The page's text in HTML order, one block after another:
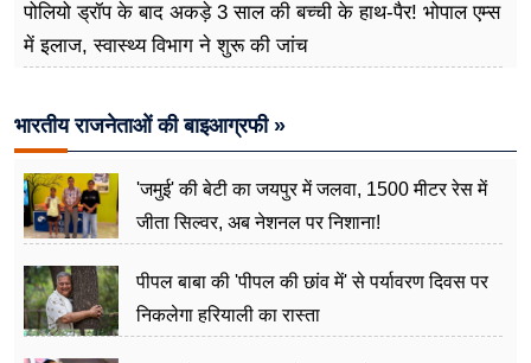
पोलियो ड्रॉप के बाद अकड़े 3 साल की बच्ची के हाथ-पैर! भोपाल एम्स
में इलाज, स्वास्थ्य विभाग ने शुरू की जांच
भारतीय राजनेताओं की बाइआग्रफी »
'जमुई' की बेटी का जयपुर में जलवा, 1500 मीटर रेस में
जीता सिल्वर, अब नेशनल पर निशाना!
पीपल बाबा की 'पीपल की छांव में' से पर्यावरण दिवस पर
निकलेगा हरियाली का रास्ता